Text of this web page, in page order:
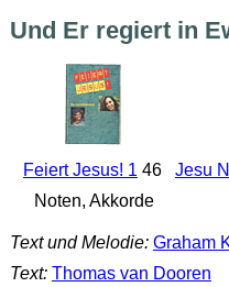
Und Er regiert in
Feiert Jesus! 1 46
Noten, Akkorde
Jesu
Text und Melodie: Graham
Text: Thomas van Dooren